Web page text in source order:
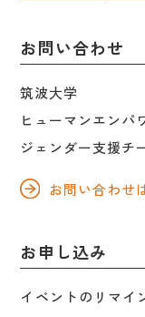
お問い合わせ
筑波大学
ヒューマンエンパ
ジェンダー支援チ
お問い合わせ
お申し込み
イベントのリマイ